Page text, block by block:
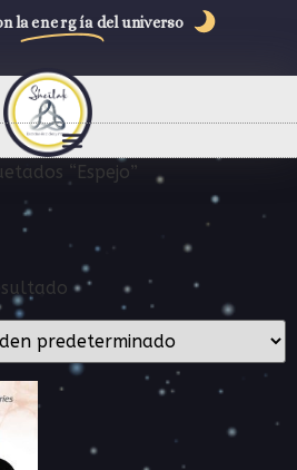
la energía del universo
“Espejo”